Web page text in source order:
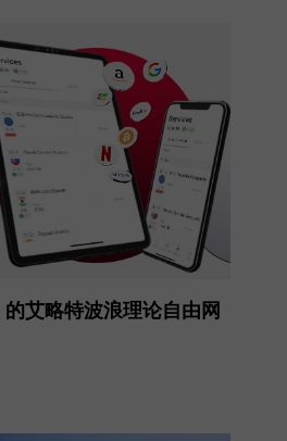
艾略特波浪理论自由网